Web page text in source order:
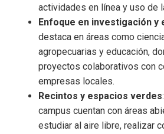
actividades en línea y uso de
Enfoque en investigación y
destaca en áreas como
agropecuarias y educación,
proyectos colaborativos con
empresas locales.
Recintos y espacios verdes
campus cuentan con áreas
estudiar al aire libre, realizar